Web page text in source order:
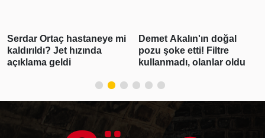
Serdar Ortaç hastaneye mi
kaldırıldı? Jet hızında
açıklama geldi
Demet Akalın'ın doğal
pozu şoke etti! Filtre
kullanmadı, olanlar oldu